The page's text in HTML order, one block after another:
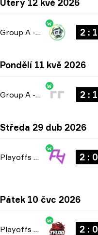
Úterý 12 kvě 2026
Group A - bo3
W
2 : 1
Pondělí 11 kvě 2026
Group A - bo3
W
2 : 1
Středa 29 dub 2026
Playoffs bo3
W
2 : 0
Pátek 10 čvc 2026
Playoffs bo3
W
2 : 0